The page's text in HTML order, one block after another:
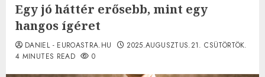
Egy jó háttér erősebb, mint egy
hangos ígéret
DANIEL - EUROASTRA.HU
2025.AUGUSZTUS.21. CSÜTÖRTÖK.
4 MINUTES READ
0